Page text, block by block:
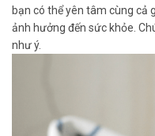
bạn có thể yên tâm cùng cả
ảnh hưởng đến sức khỏe.
như ý.